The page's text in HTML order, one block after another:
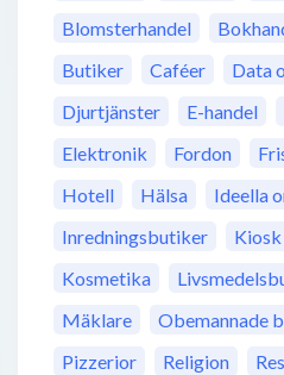
Blomsterhandel
Butiker
Caféer Data
Djurtjänster
E-handel
Elektronik
Fordon
Hotell
Hälsa
Ideella
Inredningsbutiker
Kiosk
Kosmetika
Mäklare
Obemannade
Pizzerior
Religion